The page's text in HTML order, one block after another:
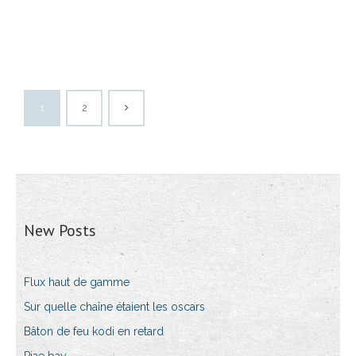
1 2
New Posts
Flux haut de gamme
Sur quelle chaîne étaient les oscars
Bâton de feu kodi en retard